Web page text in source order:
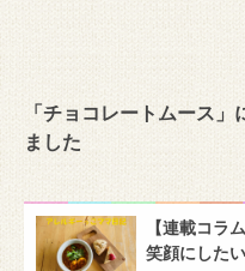
「チョコレートムース
ました
【連載コラ
笑顔にした